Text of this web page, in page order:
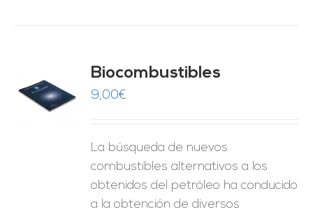
Biocombustibles
9,00€
La búsqueda de nuevos
combustibles alternativos a los
obtenidos del petróleo ha conducido
a la obtención de diversos